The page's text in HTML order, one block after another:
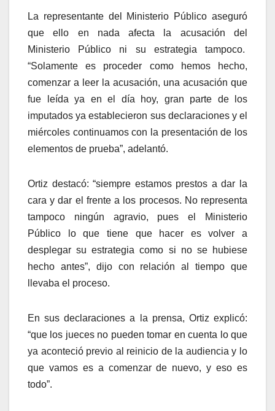
La representante del Ministerio Público aseguró
que ello en nada afecta la acusación del
Ministerio Público ni su estrategia tampoco.
“Solamente es proceder como hemos hecho,
comenzar a leer la acusación, una acusación que
fue leída ya en el día hoy, gran parte de los
imputados ya establecieron sus declaraciones y el
miércoles continuamos con la presentación de los
elementos de prueba”, adelantó.
Ortiz destacó: “siempre estamos prestos a dar la
cara y dar el frente a los procesos. No representa
tampoco ningún agravio, pues el Ministerio
Público lo que tiene que hacer es volver a
desplegar su estrategia como si no se hubiese
hecho antes”, dijo con relación al tiempo que
llevaba el proceso.
En sus declaraciones a la prensa, Ortiz explicó:
“que los jueces no pueden tomar en cuenta lo que
ya aconteció previo al reinicio de la audiencia y lo
que vamos es a comenzar de nuevo, y eso es
todo”.